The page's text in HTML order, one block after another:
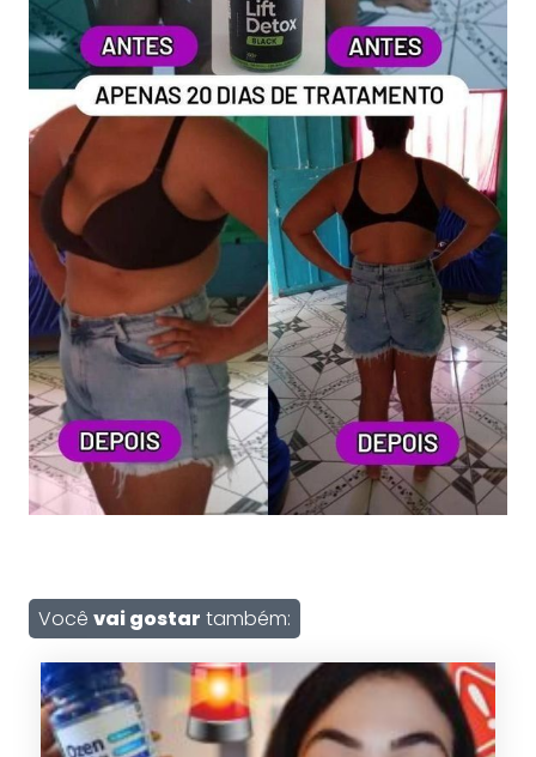
Você vai gostar também: